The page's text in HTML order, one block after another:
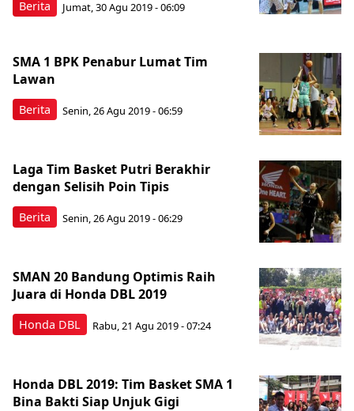
Berita Jumat, 30 Agu 2019 - 06:09
Berita
SMA 1 BPK Penabur Lumat Tim
Lawan
Senin, 26 Agu 2019 - 06:59
Berita
Laga Tim Basket Putri Berakhir
dengan Selisih Poin Tipis
Senin, 26 Agu 2019 - 06:29
Honda DBL
SMAN 20 Bandung Optimis Raih
Juara di Honda DBL 2019
Rabu, 21 Agu 2019 - 07:24
Honda DBL 2019: Tim Basket SMA 1
Bina Bakti Siap Unjuk Gigi